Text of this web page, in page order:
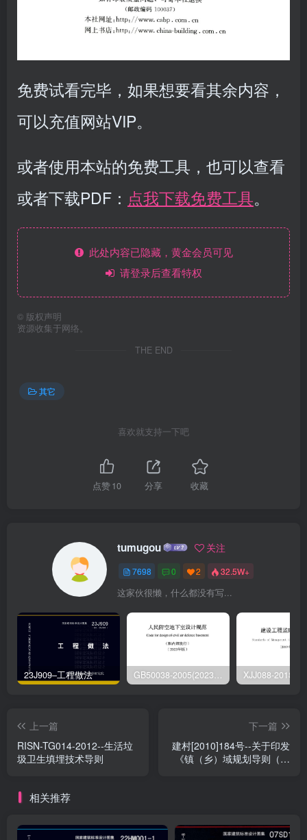
免费试看完毕，如果想要看其余内容，
可以充值网站VIP。
或者使用本站的免费工具，也可以查看
或者下载PDF： 点我下载免费工具。
此处内容已隐藏，黄金会员可见
请登录后查看特权
© 版权声明
资源收集于网络。
THE END
其它
喜欢就支持一下吧
点赞10 分享 收藏
tumugou 关注
7698 0 2 32.5W+
这家伙很懒，什么都没有写...
23J909–工程做法 GB50038-2005(2023版)–人民防空地下室设计规范
上一篇
RISN-TG014-2012--生活垃
圾卫生填埋技术导则
下一篇
建村[2010]184号--关于印发
《镇（乡）域规划导则（试
相关推荐